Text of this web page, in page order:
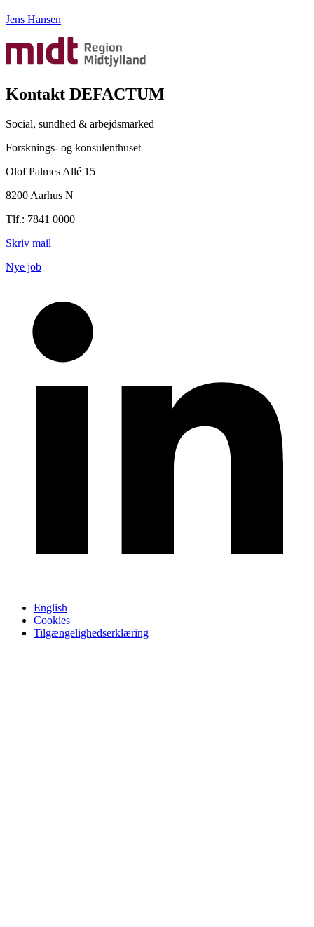
Jens Hansen
Kontakt DEFACTUM
Social, sundhed & arbejdsmarked
Forsknings- og konsulenthuset
Olof Palmes Allé 15
8200 Aarhus N
Tlf.: 7841 0000
Skriv mail
Nye job
English
Cookies
Tilgængelighedserklæring